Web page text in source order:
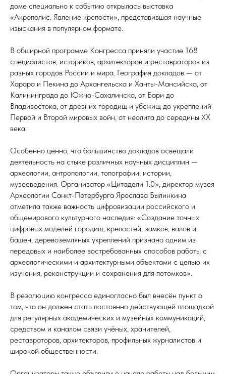
доме специально к событию открылась выставка
«Акрополис. Явление крепости», представившая научные
изыскания в популярном формате.
В обширной программе Конгресса приняли участие 168
специалистов, историков, архитекторов и реставраторов из
разных городов России и мира. География докладов — от
Харара и Пекина до Архангельска и Ханты-Мансийска, от
Калининграда до Южно-Сахалинска, от Бари до
Владивостока, от древних городищ и убежищ до укреплений
Первой и Второй мировых войн, от неолита до середины XX
века.
Особенно ценно, что большинство докладов освещали
деятельность на стыке различных научных дисциплин —
археологии, антропологии, топографии, истории,
музееведения. Организатор «Цитадели 1.0», директор музея
Археологии Санкт-Петербурга Ярослава Былинкина
отметила также важность цифровизации российского и
общемирового культурного наследия: «Создание точных
цифровых моделей городищ, крепостей, замков, валов и
башен, деревоземляных укреплений признано одним из
передовых и наиболее востребованных способов работы с
археологическими и архитектурными объектами с целью их
изучения, реконструкции и сохранения для потомков».
В резолюцию конгресса единогласно был внесëн пункт о
том, что он должен стать постоянно действующей площадкой
для регулярных академических и музейных коммуникаций,
средством и каналом связи учëных, хранителей,
реставраторов, архитекторов, профильных журналистов и
широкой общественности.